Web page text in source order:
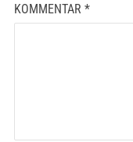
KOMMENTAR *